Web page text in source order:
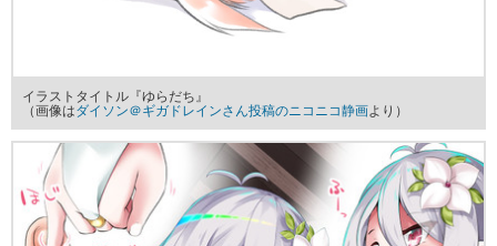
イラストタイトル『ゆらだち』
（画像はダイソン＠ギガドレインさん投稿のニコニコ静画より）